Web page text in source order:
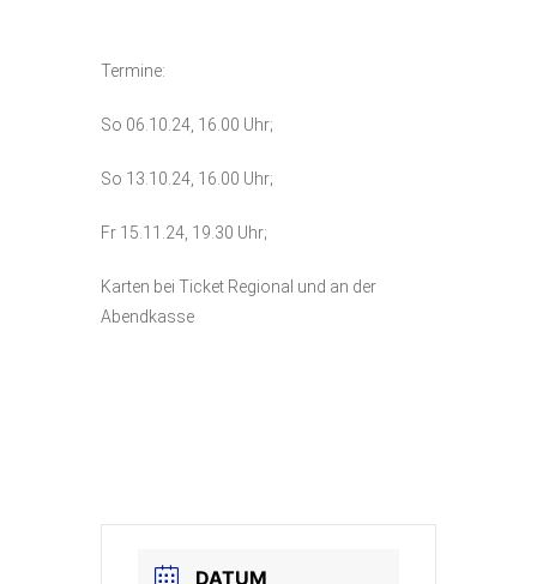
Termine:
So 06.10.24, 16.00 Uhr;
So 13.10.24, 16.00 Uhr;
Fr 15.11.24, 19.30 Uhr;
Karten bei Ticket Regional und an der
Abendkasse
DATUM